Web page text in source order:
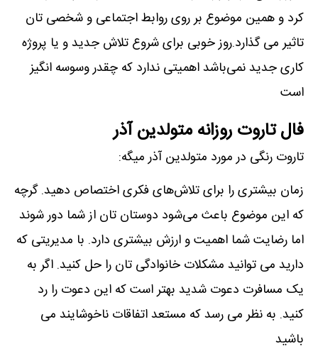
کرد و همین موضوع بر روی روابط اجتماعی و شخصی تان
تاثیر می گذارد.روز خوبی برای شروع تلاش جدید و یا پروژه
کاری جدید نمی‌باشد اهمیتی ندارد که چقدر وسوسه انگیز
است
فال تاروت روزانه متولدین آذر
تاروت رنگی در مورد متولدین آذر میگه:
زمان بیشتری را برای تلاش‌های فکری اختصاص دهید. گرچه
که این موضوع باعث می‌شود دوستان تان از شما دور شوند
اما رضایت شما اهمیت و ارزش بیشتری دارد. با مدیریتی که
دارید می توانید مشکلات خانوادگی تان را حل کنید. اگر به
یک مسافرت دعوت شدید بهتر است که این دعوت را رد
کنید. به نظر می رسد که مستعد اتفاقات ناخوشایند می
باشید